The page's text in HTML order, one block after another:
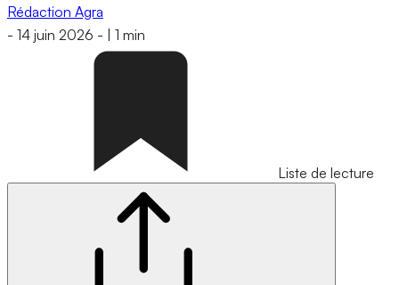
Rédaction Agra
- 14 juin 2026 - 1 min
Liste de lecture